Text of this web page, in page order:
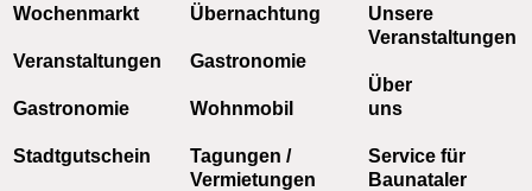
Wochenmarkt
Veranstaltungen
Gastronomie
Stadtgutschein
Übernachtung
Gastronomie
Wohnmobil
Tagungen /
Vermietungen
Unsere
Veranstaltungen
Über
uns
Service für
Baunataler